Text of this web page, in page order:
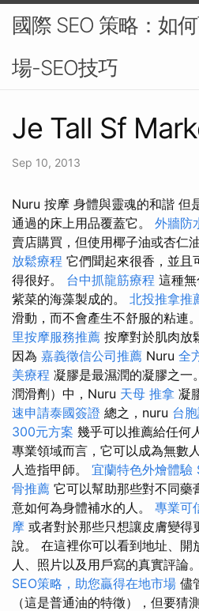
國際 SEO 策略：如
場-SEO技巧
Je Tall Sf
Sep 10, 2013
Nuru 按摩 身體與靈魂的和諧 但
通過的床上用品覆蓋它。 外牆防
賣店購買，但使用椰子油或杏仁
放鬆療程 它們聞起來很香，並且
得很好。 台中抓龍筋療程 這種
紫菜的海藻製成的。 北投推拿推
滑動，而不會產生不舒服的粘連。
里按摩服務推薦 按摩對於肌肉放
因為 嘉義徵信公司推薦 Nuru 全
美療程 凝膠是最濕潤的凝膠之一
潤滑劑）中，Nuru 天母 推拿 凝
速申請泰國簽證 總之，nuru 台
300元方案 幾乎可以推薦給任何
專業領域而言，它可以成為無數
人造指甲師。 宜蘭特色外燴體驗
骨推薦 它可以幫助那些對不同藥
意如何為身體補水的人。 專業可
摩 或者對於那些只想讓皮膚變得
說。 在這裡你可以看到地址、開
人、照片以及用戶寫的真實評論。
SEO策略，助您贏得在地市場 儘
（這是普通油的特徵），但要猜